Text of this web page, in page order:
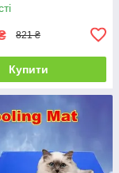
821 ₴
Купити